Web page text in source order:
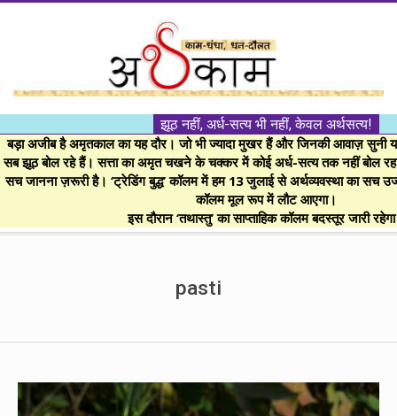
।।
अर्थकाम।।
BE
FINANCIALLY
झूठ नहीं, अर्ध-सत्य भी नहीं, केवल अर्थसत्य!
बड़ा अजीब है अमृतकाल का यह दौर। जो भी ज्यादा मुखर हैं और जिनकी आवाज़ सुनी
सब झूठ बोल रहे हैं। सत्ता का अमृत चखने के चक्कर में कोई अर्ध-सत्य तक नहीं बोल
सच जानना ज़रूरी है। ‘ट्रेडिंग बुद्ध’ कॉलम में हम 13 जुलाई से अर्थव्यवस्था का सच
कॉलम मूल रूप में लौट आएगा।
इस दौरान ‘तथास्तु’ का साप्ताहिक कॉलम बदस्तूर जारी
pasti